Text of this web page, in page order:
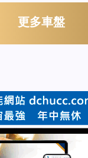
更多車盤